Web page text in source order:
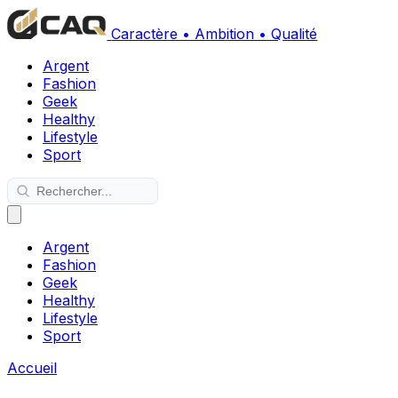
Caractère • Ambition • Qualité
Argent
Fashion
Geek
Healthy
Lifestyle
Sport
Argent
Fashion
Geek
Healthy
Lifestyle
Sport
Accueil